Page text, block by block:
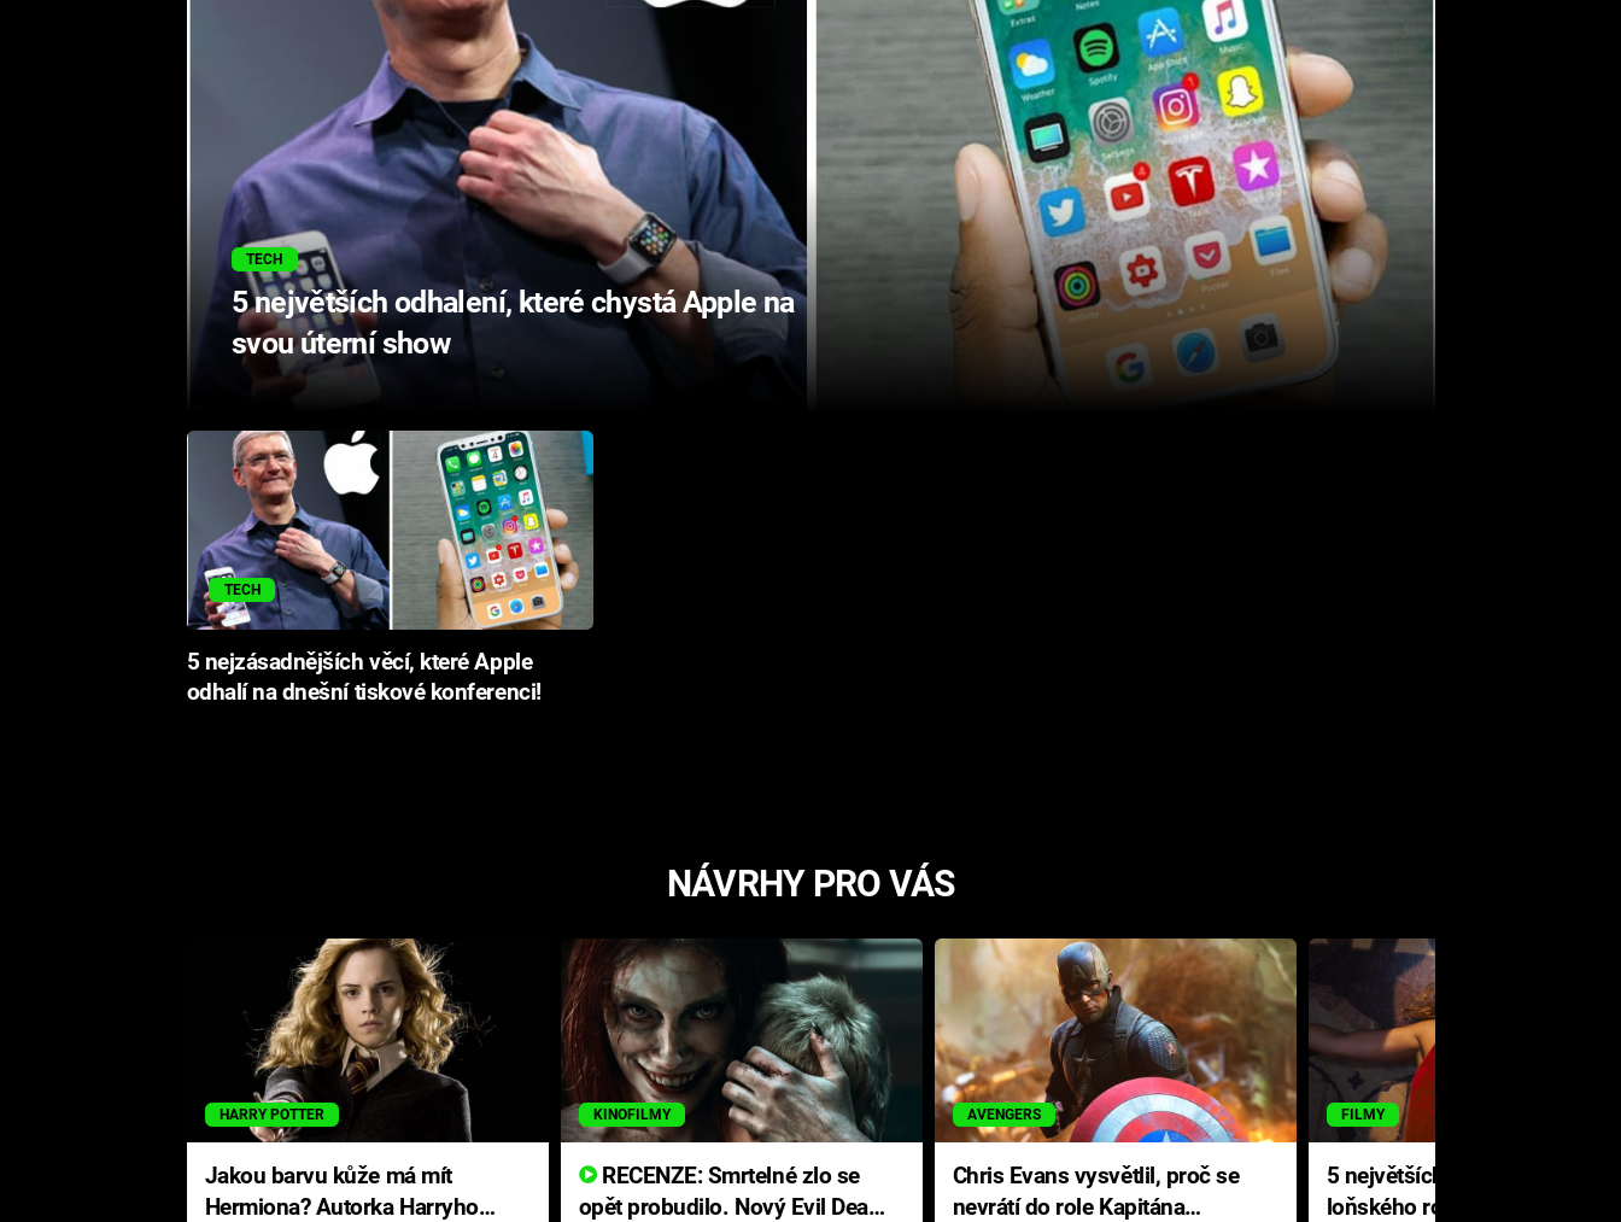
TECH
5 největších odhalení, které chystá Apple na
svou úterní show
TECH
5 nejzásadnějších věcí, které Apple
odhalí na dnešní tiskové konferenci!
NÁVRHY PRO VÁS
HARRY POTTER
Jakou barvu kůže má mít
Hermiona? Autorka Harryho
KINOFILMY
RECENZE: Smrtelné zlo se
opět probudilo. Nový Evil Dead
AVENGERS
Chris Evans vysvětlil, proč se
nevrátí do role Kapitána
FILMY
5 největších propadáků
loňského roku: Disney na